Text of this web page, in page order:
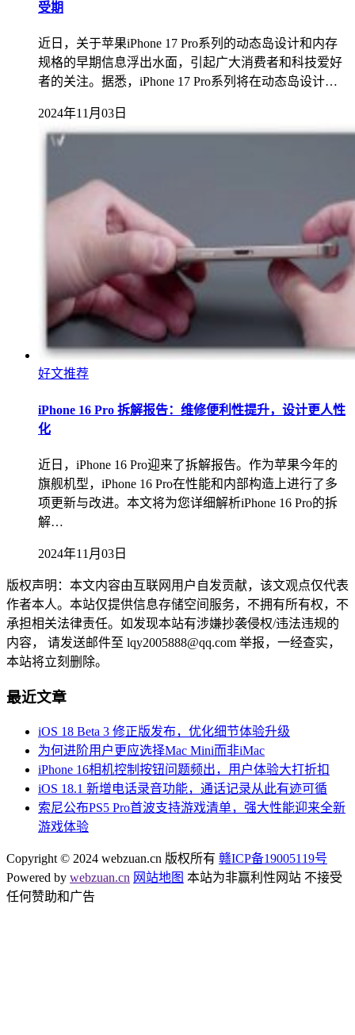
受期
近日，关于苹果iPhone 17 Pro系列的动态岛设计和内存
规格的早期信息浮出水面，引起广大消费者和科技爱好
者的关注。据悉，iPhone 17 Pro系列将在动态岛设计…
2024年11月03日
好文推荐
iPhone 16 Pro 拆解报告：维修便利性提升，设计更人性
化
近日，iPhone 16 Pro迎来了拆解报告。作为苹果今年的
旗舰机型，iPhone 16 Pro在性能和内部构造上进行了多
项更新与改进。本文将为您详细解析iPhone 16 Pro的拆
解…
2024年11月03日
版权声明：本文内容由互联网用户自发贡献，该文观点仅代表
作者本人。本站仅提供信息存储空间服务，不拥有所有权，不
承担相关法律责任。如发现本站有涉嫌抄袭侵权/违法违规的
内容， 请发送邮件至 lqy2005888@qq.com 举报，一经查实，
本站将立刻删除。
最近文章
iOS 18 Beta 3 修正版发布，优化细节体验升级
为何进阶用户更应选择Mac Mini而非iMac
iPhone 16相机控制按钮问题频出，用户体验大打折扣
iOS 18.1 新增电话录音功能，通话记录从此有迹可循
索尼公布PS5 Pro首波支持游戏清单，强大性能迎来全新
游戏体验
Copyright © 2024 webzuan.cn 版权所有 赣ICP备19005119号
Powered by webzuan.cn 网站地图 本站为非赢利性网站 不接受
任何赞助和广告